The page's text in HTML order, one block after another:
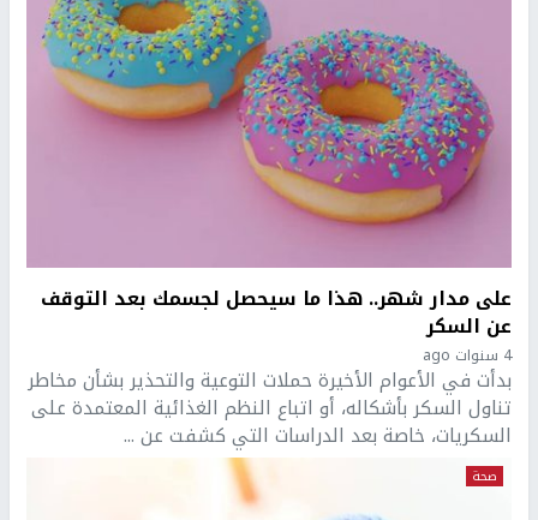
على مدار شهر.. هذا ما سيحصل لجسمك بعد التوقف
عن السكر
4 سنوات ago
بدأت في الأعوام الأخيرة حملات التوعية والتحذير بشأن مخاطر
تناول السكر بأشكاله، أو اتباع النظم الغذائية المعتمدة على
السكريات، خاصة بعد الدراسات التي كشفت عن ...
صحة